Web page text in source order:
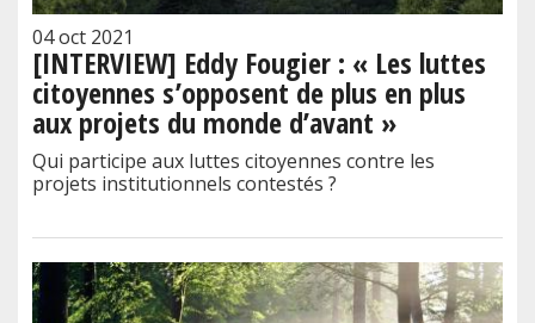
04 oct 2021
[INTERVIEW] Eddy Fougier : « Les luttes
citoyennes s’opposent de plus en plus
aux projets du monde d’avant »
Qui participe aux luttes citoyennes contre les
projets institutionnels contestés ?